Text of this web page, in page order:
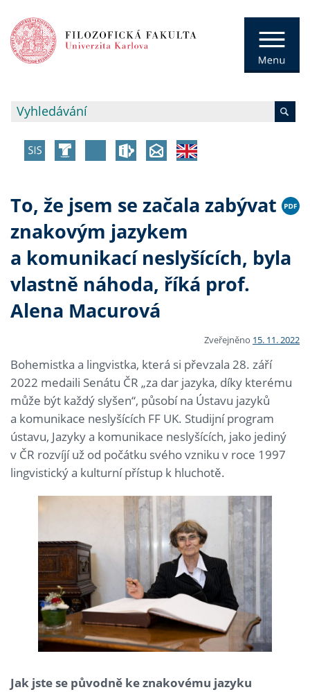
To, že jsem se začala zabývat
znakovým jazykem
a komunikací neslyšících, byla
vlastně náhoda, říká prof.
Alena Macurová
Zveřejněno 15. 11. 2022
Bohemistka a lingvistka, která si převzala 28. září
2022 medaili Senátu ČR „za dar jazyka, díky kterému
může být každý slyšen“, působí na Ústavu jazyků
a komunikace neslyšících FF UK. Studijní program
ústavu, Jazyky a komunikace neslyšících, jako jediný
v ČR rozvíjí už od počátku svého vzniku v roce 1997
lingvistický a kulturní přístup k hluchotě.
Jak jste se původně ke znakovému jazyku